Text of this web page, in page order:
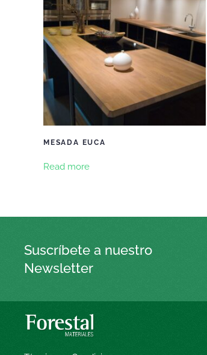
MESADA EUCA
Read more
Suscríbete a nuestro
Newsletter